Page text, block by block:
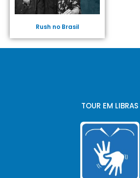
Rush no Brasil
TOUR EM LIBRAS